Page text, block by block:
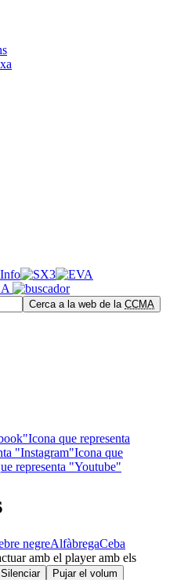
Cerca a la web de la CCMA
Icona que representa
"Instagram"Icona que
representa "Youtube"
negreAlfàbregaCeba
amb el player amb els
Silenciar
Pujar el volum